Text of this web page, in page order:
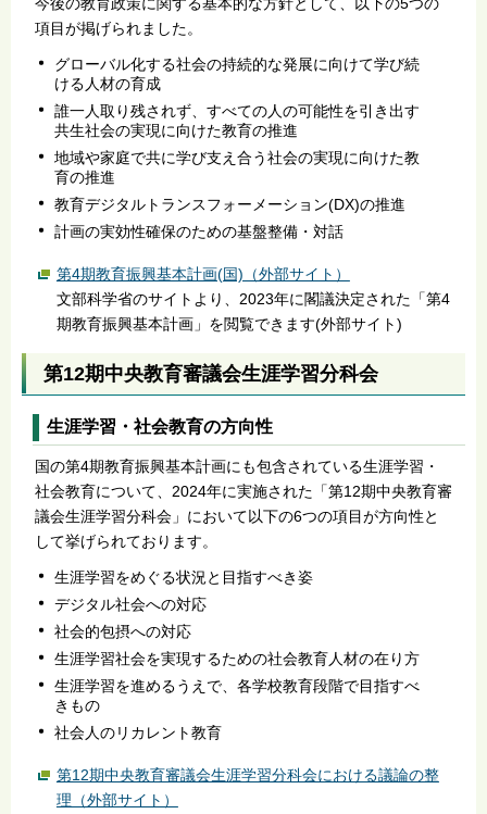
項目が掲げられました。
グローバル化する社会の持続的な発展に向けて学び続
ける人材の育成
誰一人取り残されず、すべての人の可能性を引き出す
共生社会の実現に向けた教育の推進
地域や家庭で共に学び支え合う社会の実現に向けた教
育の推進
教育デジタルトランスフォーメーション(DX)の推進
計画の実効性確保のための基盤整備・対話
第4期教育振興基本計画(国)（外部サイト）
文部科学省のサイトより、2023年に閣議決定された「第4
期教育振興基本計画」を閲覧できます(外部サイト)
第12期中央教育審議会生涯学習分科会
生涯学習・社会教育の方向性
国の第4期教育振興基本計画にも包含されている生涯学習・
社会教育について、2024年に実施された「第12期中央教育審
議会生涯学習分科会」において以下の6つの項目が方向性と
して挙げられております。
生涯学習をめぐる状況と目指すべき姿
デジタル社会への対応
社会的包摂への対応
生涯学習社会を実現するための社会教育人材の在り方
生涯学習を進めるうえで、各学校教育段階で目指すべ
きもの
社会人のリカレント教育
第12期中央教育審議会生涯学習分科会における議論の整
理（外部サイト）